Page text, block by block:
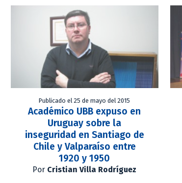
Publicado el 25 de mayo del 2015
Académico UBB expuso en
Uruguay sobre la
inseguridad en Santiago de
Chile y Valparaíso entre
1920 y 1950
Por Cristian Villa Rodríguez